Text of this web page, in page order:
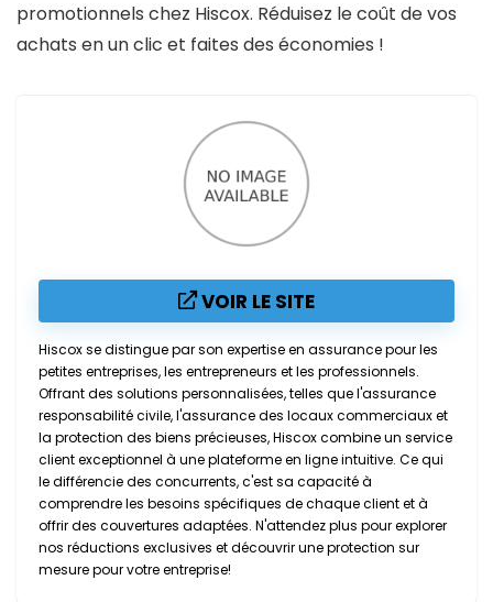
promotionnels chez Hiscox. Réduisez le coût de vos
achats en un clic et faites des économies !
VOIR LE SITE
Hiscox se distingue par son expertise en assurance pour les
petites entreprises, les entrepreneurs et les professionnels.
Offrant des solutions personnalisées, telles que l'assurance
responsabilité civile, l'assurance des locaux commerciaux et
la protection des biens précieuses, Hiscox combine un service
client exceptionnel à une plateforme en ligne intuitive. Ce qui
le différencie des concurrents, c'est sa capacité à
comprendre les besoins spécifiques de chaque client et à
offrir des couvertures adaptées. N'attendez plus pour explorer
nos réductions exclusives et découvrir une protection sur
mesure pour votre entreprise!